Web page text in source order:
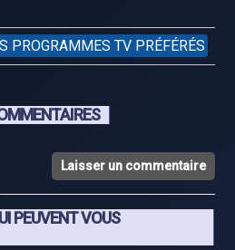
PROGRAMMES TV PRÉFÉRÉS
Laisser un commentaire
PEUVENT VOUS